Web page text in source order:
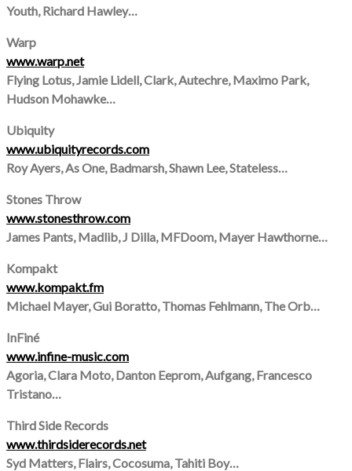
Youth, Richard Hawley…
Warp
www.warp.net
Flying Lotus, Jamie Lidell, Clark, Autechre, Maximo Park,
Hudson Mohawke…
Ubiquity
www.ubiquityrecords.com
Roy Ayers, As One, Badmarsh, Shawn Lee, Stateless…
Stones Throw
www.stonesthrow.com
James Pants, Madlib, J Dilla, MFDoom, Mayer Hawthorne…
Kompakt
www.kompakt.fm
Michael Mayer, Gui Boratto, Thomas Fehlmann, The Orb…
InFiné
www.infine-music.com
Agoria, Clara Moto, Danton Eeprom, Aufgang, Francesco
Tristano…
Third Side Records
www.thirdsiderecords.net
Syd Matters, Flairs, Cocosuma, Tahiti Boy…